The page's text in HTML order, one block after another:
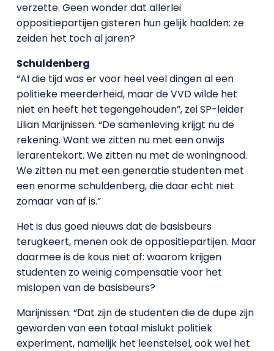
verzette. Geen wonder dat allerlei
oppositiepartijen gisteren hun gelijk haalden: ze
zeiden het toch al jaren?
Schuldenberg
“Al die tijd was er voor heel veel dingen al een
politieke meerderheid, maar de VVD wilde het
niet en heeft het tegengehouden”, zei SP-leider
Lilian Marijnissen. “De samenleving krijgt nu de
rekening. Want we zitten nu met een onwijs
lerarentekort. We zitten nu met de woningnood.
We zitten nu met een generatie studenten met
een enorme schuldenberg, die daar echt niet
zomaar van af is.”
Het is dus goed nieuws dat de basisbeurs
terugkeert, menen ook de oppositiepartijen. Maar
daarmee is de kous niet af: waarom krijgen
studenten zo weinig compensatie voor het
mislopen van de basisbeurs?
Marijnissen: “Dat zijn de studenten die de dupe zijn
geworden van een totaal mislukt politiek
experiment, namelijk het leenstelsel, ook wel het